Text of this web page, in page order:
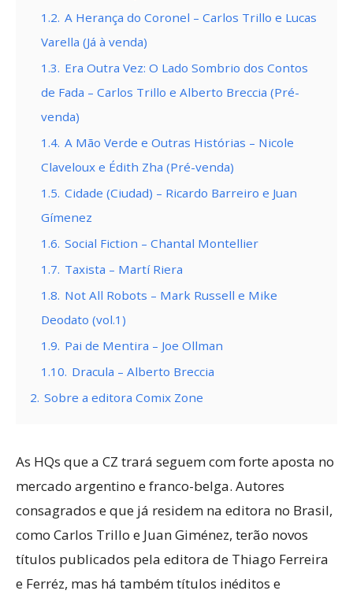
1.2. A Herança do Coronel – Carlos Trillo e Lucas
Varella (Já à venda)
1.3. Era Outra Vez: O Lado Sombrio dos Contos
de Fada – Carlos Trillo e Alberto Breccia (Pré-
venda)
1.4. A Mão Verde e Outras Histórias – Nicole
Claveloux e Édith Zha (Pré-venda)
1.5. Cidade (Ciudad) – Ricardo Barreiro e Juan
Gímenez
1.6. Social Fiction – Chantal Montellier
1.7. Taxista – Martí Riera
1.8. Not All Robots – Mark Russell e Mike
Deodato (vol.1)
1.9. Pai de Mentira – Joe Ollman
1.10. Dracula – Alberto Breccia
2. Sobre a editora Comix Zone
As HQs que a CZ trará seguem com forte aposta no
mercado argentino e franco-belga. Autores
consagrados e que já residem na editora no Brasil,
como Carlos Trillo e Juan Giménez, terão novos
títulos publicados pela editora de Thiago Ferreira
e Ferréz, mas há também títulos inéditos e